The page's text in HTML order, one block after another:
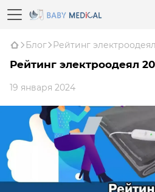
Блог Рейтинг
Рейтинг электроодеял
19 января 2024